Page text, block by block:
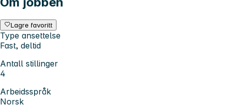
Lagre favoritt
Type ansettelse
Fast, deltid
Antall stillinger
4
Arbeidsspråk
Norsk